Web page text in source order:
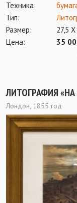
Техника:
Тип:
Размер:
27,5
Цена:
35
ЛИТОГРАФИЯ
Лондон, 1855 год